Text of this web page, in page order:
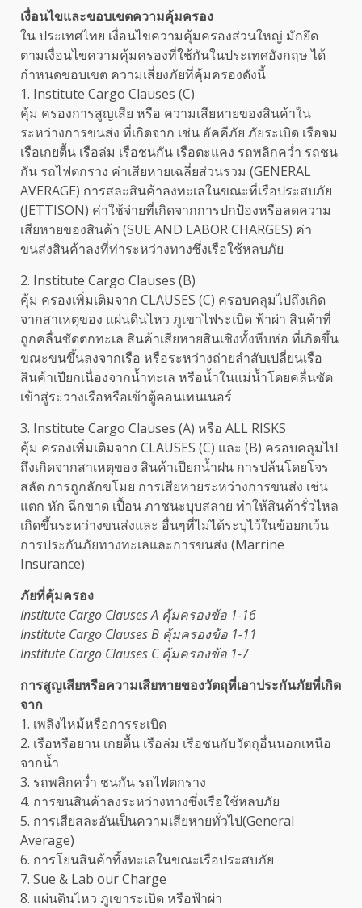
เงื่อนไขและขอบเขตความคุ้มครอง
ใน ประเทศไทย เงื่อนไขความคุ้มครองส่วนใหญ่ มักยึด
ตามเงื่อนไขความคุ้มครองที่ใช้กันในประเทศอังกฤษ ได้
กำหนดขอบเขต ความเสี่ยงภัยที่คุ้มครองดังนี้
1. Institute Cargo Clauses (C)
คุ้ม ครองการสูญเสีย หรือ ความเสียหายของสินค้าใน
ระหว่างการขนส่ง ที่เกิดจาก เช่น อัคคีภัย ภัยระเบิด เรือจม
เรือเกยตื้น เรือล่ม เรือชนกัน เรือตะแคง รถพลิกคว่ำ รถชน
กัน รถไฟตกราง ค่าเสียหายเฉลี่ยส่วนรวม (GENERAL
AVERAGE) การสละสินค้าลงทะเลในขณะที่เรือประสบภัย
(JETTISON) ค่าใช้จ่ายที่เกิดจากการปกป้องหรือลดความ
เสียหายของสินค้า (SUE AND LABOR CHARGES) ค่า
ขนส่งสินค้าลงที่ท่าระหว่างทางซึ่งเรือใช้หลบภัย
2. Institute Cargo Clauses (B)
คุ้ม ครองเพิ่มเติมจาก CLAUSES (C) ครอบคลุมไปถึงเกิด
จากสาเหตุของ แผ่นดินไหว ภูเขาไฟระเบิด ฟ้าผ่า สินค้าที่
ถูกคลื่นซัดตกทะเล สินค้าเสียหายสินเชิงทั้งหีบห่อ ที่เกิดขึ้น
ขณะขนขึ้นลงจากเรือ หรือระหว่างถ่ายลำสับเปลี่ยนเรือ
สินค้าเปียกเนื่องจากน้ำทะเล หรือน้ำในแม่น้ำโดยคลื่นซัด
เข้าสู่ระวางเรือหรือเข้าตู้คอนเทนเนอร์
3. Institute Cargo Clauses (A) หรือ ALL RISKS
คุ้ม ครองเพิ่มเติมจาก CLAUSES (C) และ (B) ครอบคลุมไป
ถึงเกิดจากสาเหตุของ สินค้าเปียกน้ำฝน การปล้นโดยโจร
สลัด การถูกลักขโมย การเสียหายระหว่างการขนส่ง เช่น
แตก หัก ฉีกขาด เปื้อน ภาชนะบุบสลาย ทำให้สินค้ารั่วไหล
เกิดขึ้นระหว่างขนส่งและ อื่นๆที่ไม่ได้ระบุไว้ในข้อยกเว้น
การประกันภัยทางทะเลและการขนส่ง (Marrine
Insurance)
ภัยที่คุ้มครอง
Institute Cargo Clauses A คุ้มครองข้อ 1-16
Institute Cargo Clauses B คุ้มครองข้อ 1-11
Institute Cargo Clauses C คุ้มครองข้อ 1-7
การสูญเสียหรือความเสียหายของวัตถุที่เอาประกันภัยที่เกิด
จาก
1. เพลิงไหม้หรือการระเบิด
2. เรือหรือยาน เกยตื้น เรือล่ม เรือชนกับวัตถุอื่นนอกเหนือ
จากน้ำ
3. รถพลิกคว่ำ ชนกัน รถไฟตกราง
4. การขนสินค้าลงระหว่างทางซึ่งเรือใช้หลบภัย
5. การเสียสละอันเป็นความเสียหายทั่วไป(General
Average)
6. การโยนสินค้าทิ้งทะเลในขณะเรือประสบภัย
7. Sue & Lab our Charge
8. แผ่นดินไหว ภูเขาระเบิด หรือฟ้าผ่า